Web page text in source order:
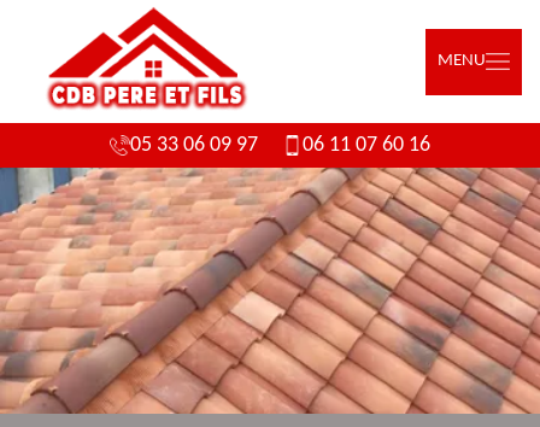
MENU
05 33 06 09 97 06 11 07 60 16